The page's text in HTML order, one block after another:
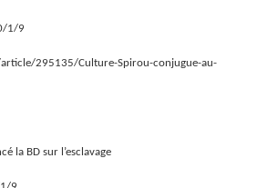
1/9
295135/Culture-Spirou-conjugue-au-
la BD sur l’esclavage